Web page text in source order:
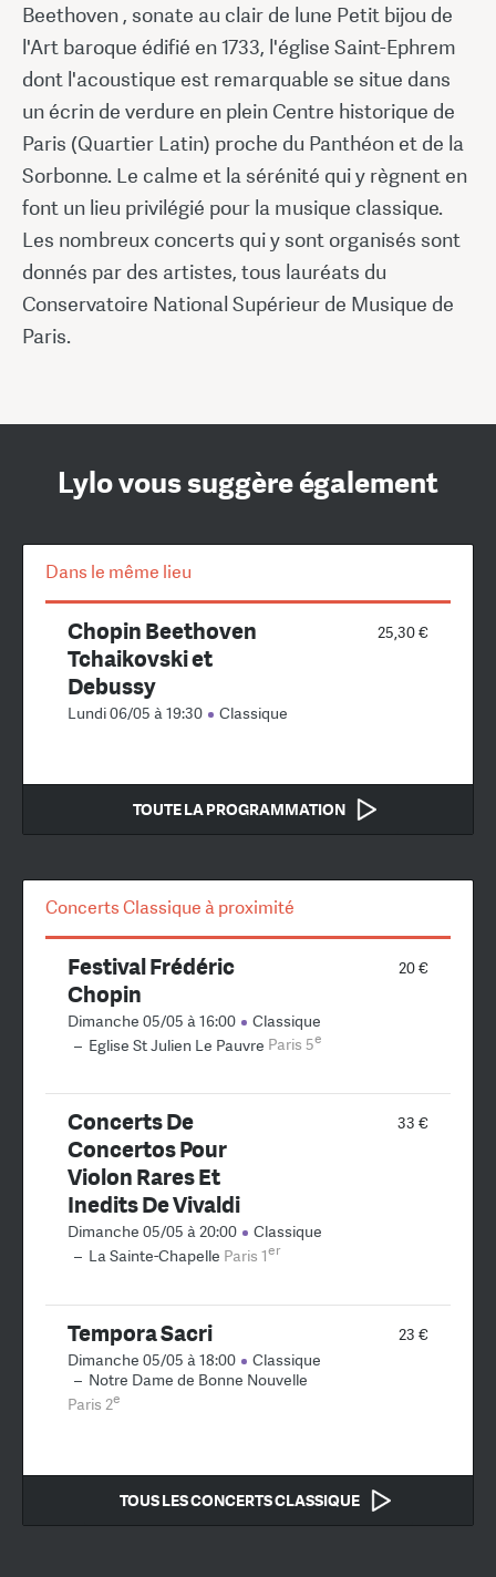
Beethoven , sonate au clair de lune Petit bijou de
l'Art baroque édifié en 1733, l'église Saint-Ephrem
dont l'acoustique est remarquable se situe dans
un écrin de verdure en plein Centre historique de
Paris (Quartier Latin) proche du Panthéon et de la
Sorbonne. Le calme et la sérénité qui y règnent en
font un lieu privilégié pour la musique classique.
Les nombreux concerts qui y sont organisés sont
donnés par des artistes, tous lauréats du
Conservatoire National Supérieur de Musique de
Paris.
Lylo vous suggère également
Dans le même lieu
25,30 €
Chopin Beethoven
Tchaikovski et
Debussy
Lundi 06/05 à 19:30 Classique
TOUTE LA PROGRAMMATION
Concerts Classique à proximité
20 €
Festival Frédéric
Chopin
Dimanche 05/05 à 16:00
Classique
– Eglise St Julien Le Pauvre Paris 5e
33 €
Concerts De
Concertos Pour
Violon Rares Et
Inedits De Vivaldi
Dimanche 05/05 à 20:00
Classique
– La Sainte-Chapelle Paris 1er
23 €
Tempora Sacri
Dimanche 05/05 à 18:00
Classique
– Notre Dame de Bonne Nouvelle
Paris 2e
TOUS LES CONCERTS CLASSIQUE